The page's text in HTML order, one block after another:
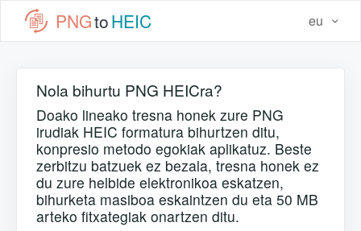
PNGtoHEIC eu
Nola bihurtu PNG HEICra?
Doako lineako tresna honek zure PNG
irudiak HEIC formatura bihurtzen ditu,
konpresio metodo egokiak aplikatuz. Beste
zerbitzu batzuek ez bezala, tresna honek ez
du zure helbide elektronikoa eskatzen,
bihurketa masiboa eskaintzen du eta 50 MB
arteko fitxategiak onartzen ditu.